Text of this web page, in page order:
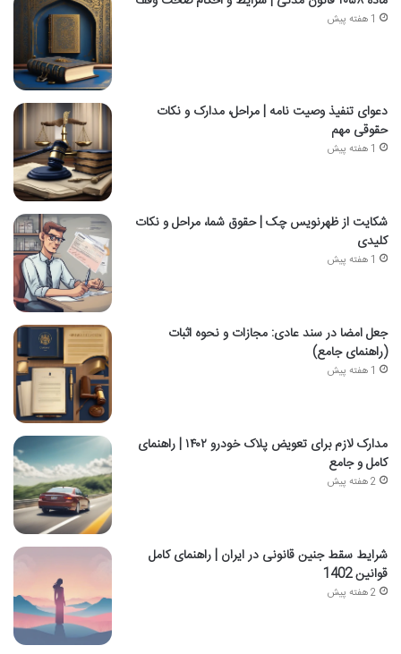
1 هفته پیش
دعوای تنفیذ وصیت نامه | مراحل، مدارک و نکات
حقوقی مهم
1 هفته پیش
شکایت از ظهرنویس چک | حقوق شما، مراحل و نکات
کلیدی
1 هفته پیش
جعل امضا در سند عادی: مجازات و نحوه اثبات
(راهنمای جامع)
1 هفته پیش
مدارک لازم برای تعویض پلاک خودرو ۱۴۰۲ | راهنمای
کامل و جامع
2 هفته پیش
شرایط سقط جنین قانونی در ایران | راهنمای کامل
قوانین 1402
2 هفته پیش